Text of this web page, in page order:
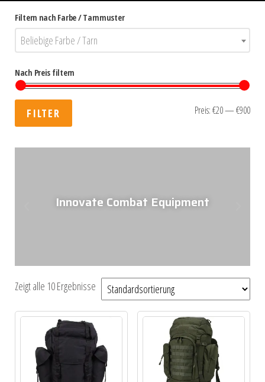
Filtern nach Farbe / Tarnmuster
Beliebige Farbe / Tarn
Nach Preis filtern
FILTER Preis:€20—€900
Innovate Combat Equipment
Zeigt alle 10 Ergebnisse